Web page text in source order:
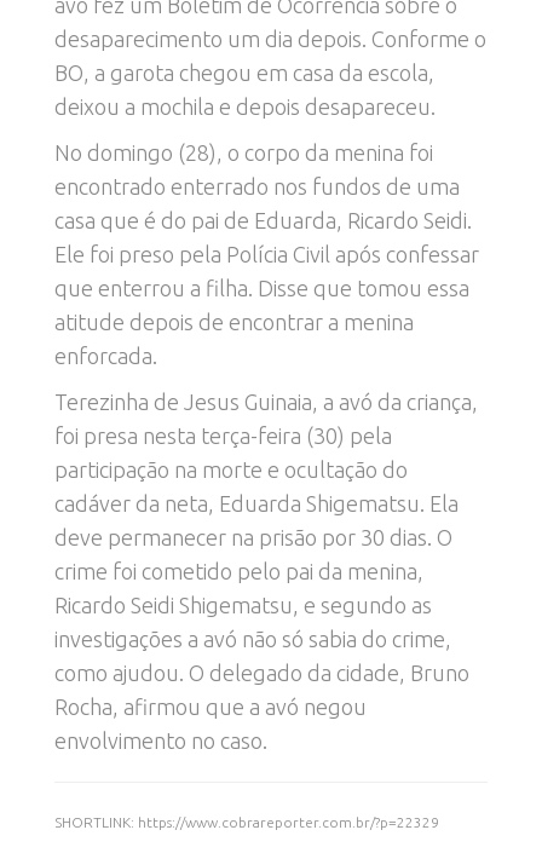
avó fez um Boletim de Ocorrência sobre o
desaparecimento um dia depois. Conforme o
BO, a garota chegou em casa da escola,
deixou a mochila e depois desapareceu.
No domingo (28), o corpo da menina foi
encontrado enterrado nos fundos de uma
casa que é do pai de Eduarda, Ricardo Seidi.
Ele foi preso pela Polícia Civil após confessar
que enterrou a filha. Disse que tomou essa
atitude depois de encontrar a menina
enforcada.
Terezinha de Jesus Guinaia, a avó da criança,
foi presa nesta terça-feira (30) pela
participação na morte e ocultação do
cadáver da neta, Eduarda Shigematsu. Ela
deve permanecer na prisão por 30 dias. O
crime foi cometido pelo pai da menina,
Ricardo Seidi Shigematsu, e segundo as
investigações a avó não só sabia do crime,
como ajudou. O delegado da cidade, Bruno
Rocha, afirmou que a avó negou
envolvimento no caso.
SHORTLINK: https://www.cobrareporter.com.br/?p=22329